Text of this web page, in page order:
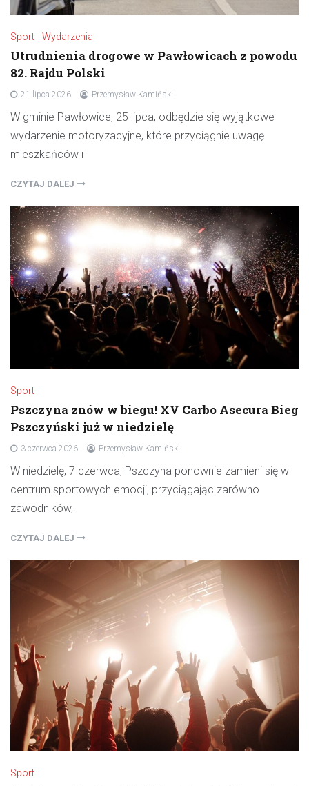
Sport , Wydarzenia
Utrudnienia drogowe w Pawłowicach z powodu
82. Rajdu Polski
21 lipca 2026 Przemysław Kamiński
W gminie Pawłowice, 25 lipca, odbędzie się wyjątkowe
wydarzenie motoryzacyjne, które przyciągnie uwagę
mieszkańców i
CZYTAJ DALEJ
Sport
Pszczyna znów w biegu! XV Carbo Asecura Bieg
Pszczyński już w niedzielę
3 czerwca 2026 Przemysław Kamiński
W niedzielę, 7 czerwca, Pszczyna ponownie zamieni się w
centrum sportowych emocji, przyciągając zarówno
zawodników,
CZYTAJ DALEJ
Sport